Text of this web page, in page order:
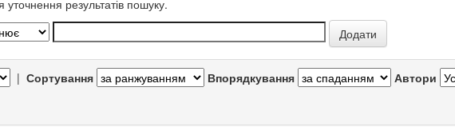
результатів пошуку.
| Сортування Впорядкування Автори